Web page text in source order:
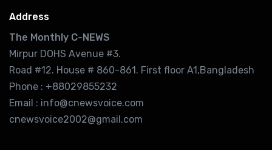
Address
The Monthly C-NEWS
Mirpur DOHS Avenue #3.
Road #12. House # 860-861. First floor A1,Bangladesh
Phone : +88029855232
Email : info@cnewsvoice.com
cnewsvoice2002@gmail.com